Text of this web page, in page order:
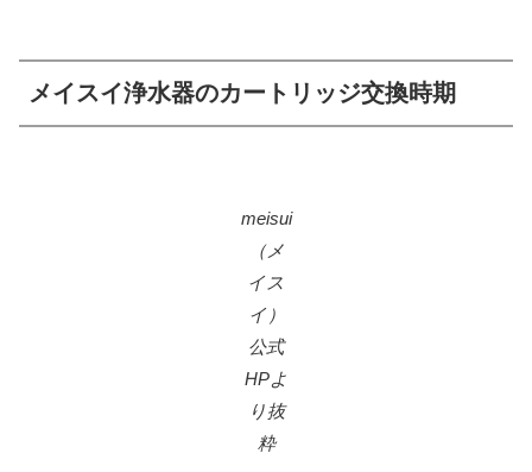
メイスイ浄水器のカートリッジ交換時期
meisui
（メ
イス
イ）
公式
HPよ
り抜
粋